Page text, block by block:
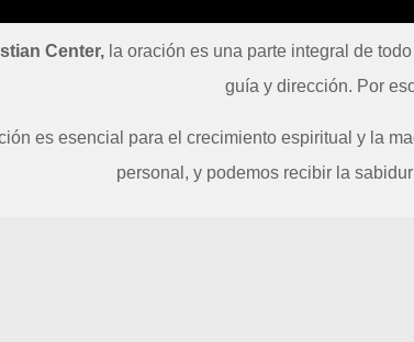
Center, la oración es una parte integral de
guía y dirección. Por
es esencial para el crecimiento espiritual y la
personal, y podemos recibir la